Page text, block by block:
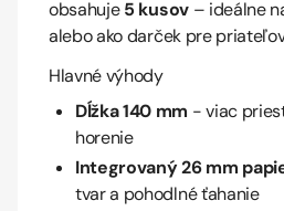
obsahuje5 kusov– ideálne
alebo ako darček pre
Hlavné výhody
Dĺžka 140 mm - viac
horenie
Integrovaný 26 mm
tvar a pohodlné ťahanie